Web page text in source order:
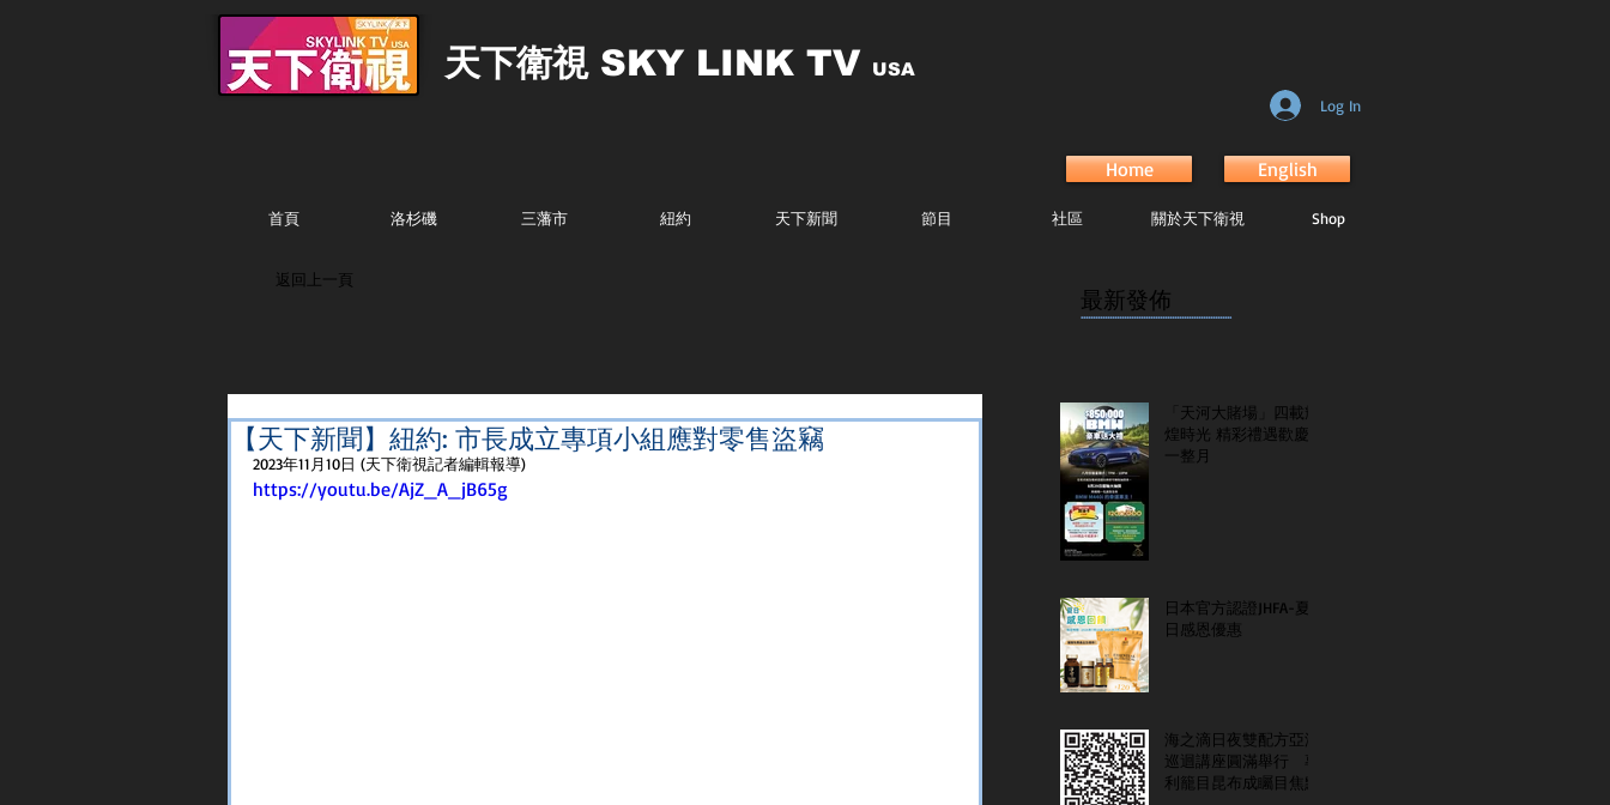
天下衛視SKY LINK TV USA
Log In
Home English
首頁 洛杉磯 三藩市 紐約 天下新聞 節目 社區 關於天下衛視 Shop
返回上一頁
【天下新聞】紐約: 市長成立專項小組應對零售盜竊
2023年11月10日 (天下衛視記者編輯報導)
https://youtu.be/AjZ_A_jB65g
最新發佈
...............................................................
「天河大賭場」四載輝
煌時光 精彩禮遇歡慶
一整月
日本官方認證JHFA-夏
日感恩優惠
海之滴日夜雙配方亞洲
巡迴講座圓滿舉行 專
利籠目昆布成矚目焦點